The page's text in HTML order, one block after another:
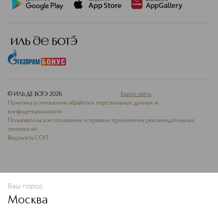
В КОРЗИНУ
© ИЛЬ ДЕ БОТЭ 2026
Карта сайта
Политика в отношении обработки персональных данных и
конфиденциальности
Пользовательское соглашение и правила применения рекомендательных
технологий
Ведомость СОУТ
Ваш город
Москва